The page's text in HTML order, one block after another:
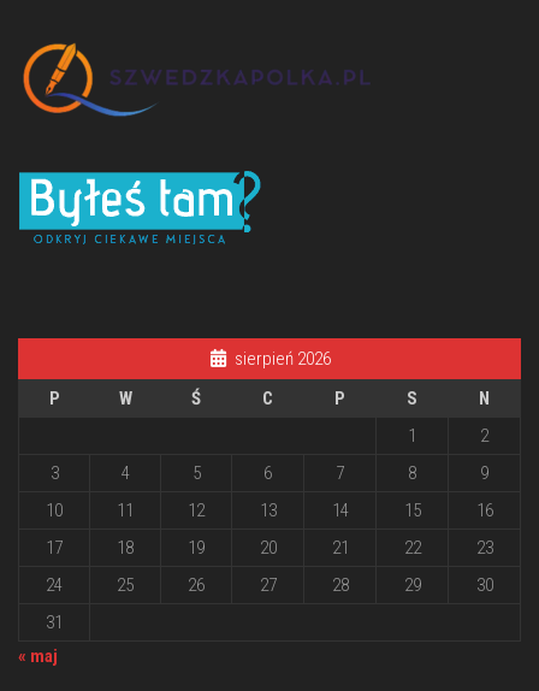
sierpień 2026
P
W Ś C P S
N
1
2
3
4 5 6 7 8
9
10
11 12 13 14 15
16
17
18 19 20 21 22
23
24
25 26 27 28 29
30
31
« maj